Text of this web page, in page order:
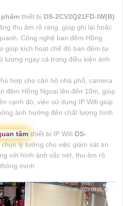
thiết bị DS-2CV2Q21FD-IW(B)
thu âm rõ ràng, giúp ghi lại hoặc
Công nghệ ban đêm Hồng
giúp kích hoạt chế độ ban đêm tự
lượng ngay cả trong điều kiện ánh
hợp cho căn hộ nhà phố, camera
đêm Hồng Ngoại lên đến 10m, giúp
cạnh đó, việc sử dụng IP Wifi giúp
ảnh hưởng đến chất lượng hình
tâm thiết bị IP Wifi DS-
lý tưởng cho việc giám sát an
với hình ảnh sắc nét, thu âm rõ
minh.